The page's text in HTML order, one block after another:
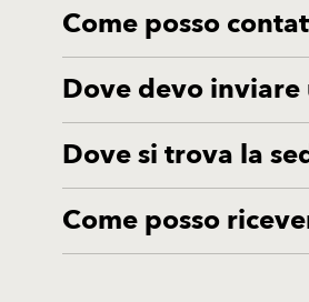
Come posso
Dove devo
Dove si trova la
Come posso